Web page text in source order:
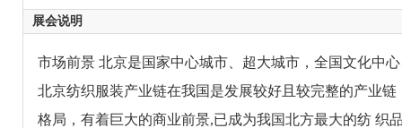
展会说明
市场前景 北京是国家中心城市、超大城市，全国文化中
北京纺织服装产业链在我国是发展较好且较完整的产业
格局，有着巨大的商业前景,已成为我国北方最大的纺 织